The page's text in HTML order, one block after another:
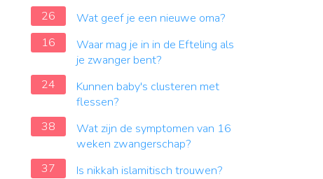
26
Wat geef je een nieuwe oma?
16
Waar mag je in in de Efteling als
je zwanger bent?
24
Kunnen baby's clusteren met
flessen?
38
Wat zijn de symptomen van 16
weken zwangerschap?
37
Is nikkah islamitisch trouwen?